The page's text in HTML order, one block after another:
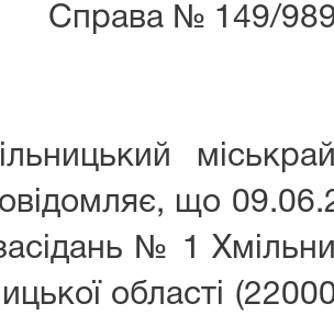
№ 149/989/
що
№ 1
області